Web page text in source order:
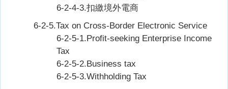
6-2-4-3.扣繳境外電商
6-2-5.Tax on Cross-Border Electronic Service
6-2-5-1.Profit-seeking Enterprise Income
Tax
6-2-5-2.Business tax
6-2-5-3.Withholding Tax